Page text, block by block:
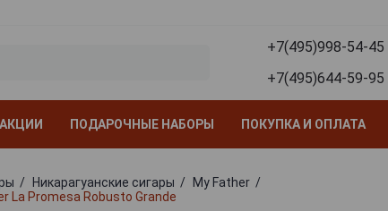
+7(495)998-54-45
+7(495)644-59-95
АКЦИИ ПОДАРОЧНЫЕ НАБОРЫ ПОКУПКА И ОПЛАТА
Никарагуанские сигары
My Father
La Promesa Robusto Grande